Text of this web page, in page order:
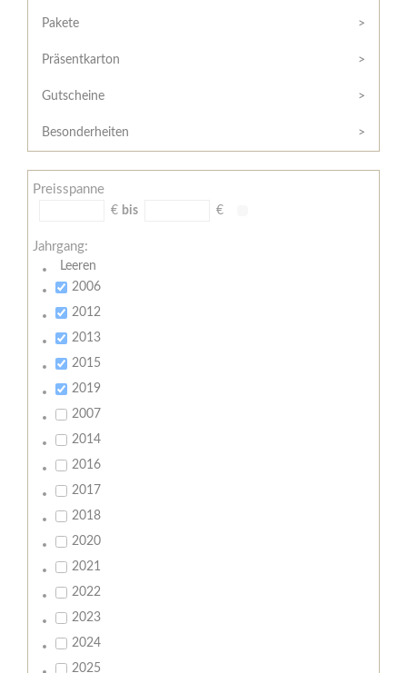
/
Widerrufsformular
AGB
Zahlungsbedingungen
Meine
Pakete
Präsentkarton
Gutscheine
Besonderheiten
Preisspanne
€ bis €
Jahrgang:
Leeren
2006
2012
2013
2015
2019
2007
2014
2016
2017
2018
2020
2021
2022
2023
2024
2025